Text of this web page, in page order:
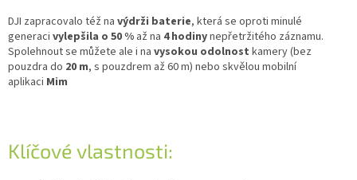
DJI zapracovalo též na výdrži baterie, která se oproti minulé
generaci vylepšila o 50 % až na 4 hodinynepřetržitého záznamu.
Spolehnout se můžete ale i na vysokou odolnost kamery (bez
pouzdra do 20 m, s pouzdrem až 60 m) nebo skvělou mobilní
aplikaci Mim
Klíčové vlastnosti: